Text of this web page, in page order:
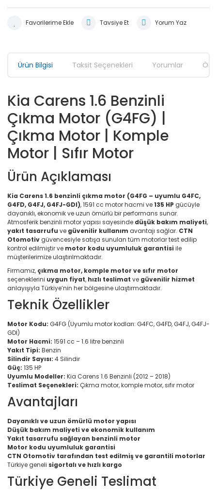
Tavsiye Et Yorum Yaz
Ürün Bilgisi Taksit Seçenekleri Yorumlar
Kia Carens 1.6 Benzinli
Çıkma Motor (G4FG) |
Çıkma Motor | Komple
Motor | Sıfır Motor
Ürün Açıklaması
Kia Carens 1.6 benzinli çıkma motor (G4FG – uyumlu G4FC,
G4FD, G4FJ, G4FJ-GDI), 1591 cc motor hacmi ve135 HP gücüyle
dayanıklı, ekonomik ve uzun ömürlü bir performans sunar.
Atmosferik benzinli motor yapısı sayesinde düşük bakım maliyeti,
yakıt tasarrufu ve güvenilir kullanım avantajı sağlar. CTN
Otomotivgüvencesiyle satışa sunulan tüm motorlar test edilip
kontrol edilmiştir ve motor kodu uyumluluk garantisi ile
müşterilerimize ulaştırılmaktadır.
Firmamız, çıkma motor, komple motor ve sıfır motor
seçeneklerini uygun fiyat, hızlı teslimat ve güvenilir hizmet
anlayışıyla Türkiye’nin her bölgesine ulaştırmaktadır.
Teknik Özellikler
Motor Kodu: G4FG (Uyumlu motor kodları: G4FC, G4FD, G4FJ, G4FJ-
GDI)
Motor Hacmi: 1591 cc – 1.6 litre benzinli
Yakıt Tipi: Benzin
Silindir Sayısı: 4 Silindir
Güç: 135 HP
Uyumlu Modeller: Kia Carens 1.6 Benzinli (2012 – 2018)
Teslimat Seçenekleri: Çıkma motor, komple motor, sıfır motor
Avantajları
Dayanıklı ve uzun ömürlü motor yapısı
Düşük bakım maliyeti ve ekonomik kullanım
Yakıt tasarrufu sağlayan benzinli motor
Motor kodu uyumluluk garantisi
CTN Otomotiv tarafından test edilmiş ve garantili motorlar
Türkiye geneli sigortalı ve hızlı kargo
Türkiye Geneli Teslimat